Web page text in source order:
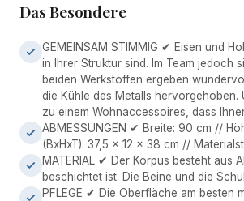
Das Besondere
GEMEINSAM STIMMIG ✔ Eisen und
in Ihrer Struktur sind. Im Team jedoch
beiden Werkstoffen ergeben
die Kühle des Metalls
zu einem Wohnaccessoires, dass
ABMESSUNGEN ✔ Breite: 90 cm //
(BxHxT): 37,5 x 12 x 38 cm //
MATERIAL ✔ Der Korpus besteht aus
beschichtet ist. Die Beine und die
PFLEGE ✔ Die Oberfläche am besten